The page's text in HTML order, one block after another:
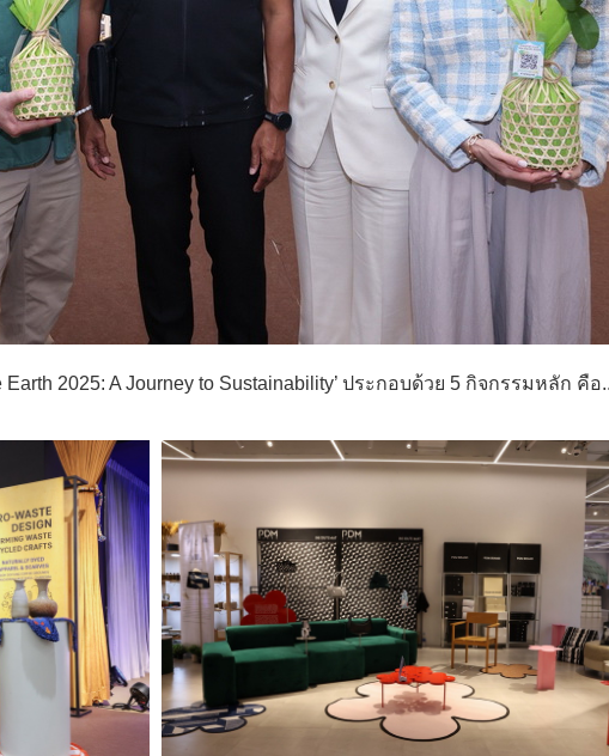
2025: A Journey to Sustainability’ ประกอบด้วย 5 กิจกรรมหลัก คือ